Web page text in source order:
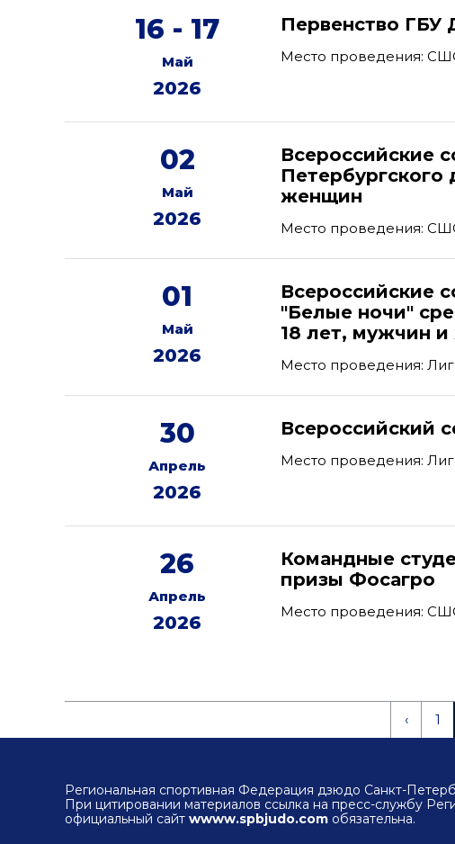
16 - 17
Май
2026
Первенство
Место проведения:
02
Май
2026
Всероссийские
женщин
Место проведения:
01
Май
2026
Всероссийские
"Белые ночи"
18 лет, мужчин
Место проведения:
30
Апрель
2026
Всероссийский
Место проведения:
26
Апрель
2026
Командные
призы Фосагро
Место проведения:
‹ 1
Региональная спортивная Федерация дзюдо Санкт-
При цитировании материалов ссылка на пресс-службу
официальный сайт wwww.spbjudo.com обязательна.